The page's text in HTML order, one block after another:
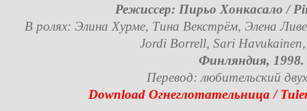
Режиссер: Пирьо Хонкасало /
В ролях: Элина Хурме, Тина Векстрём, Элена
Jordi Borrell, Sari
Финляндия, 1998.
Перевод: любительский
Download Огнеглотательница /